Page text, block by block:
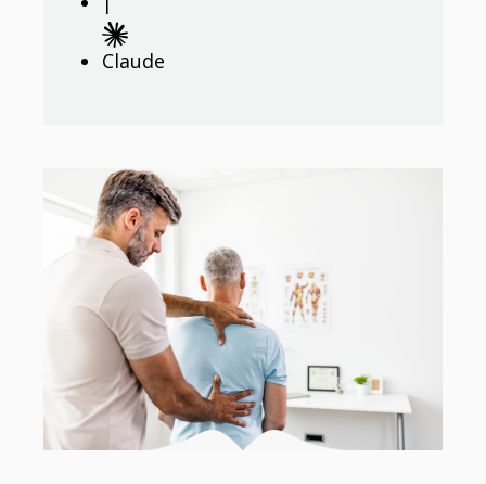
Claude